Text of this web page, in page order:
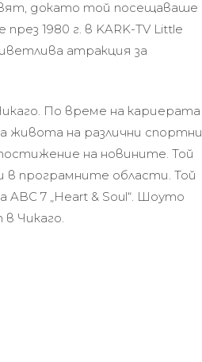
докато той посещаваше
1980 г. в KARK-TV Little
атракция за
По време на кариерата
живота на различни спортни
на новините. Той
в програмните области. Той
ABC 7 „Heart & Soul“. Шоуто
Чикаго.